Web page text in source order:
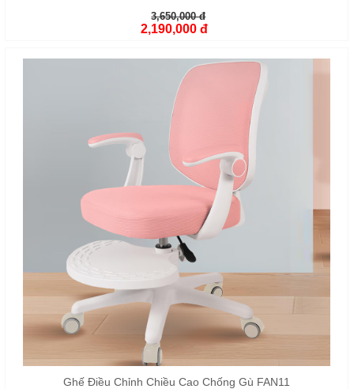
3,650,000 đ
2,190,000 đ
Ghế Điều Chỉnh Chiều Cao Chống Gù FAN11